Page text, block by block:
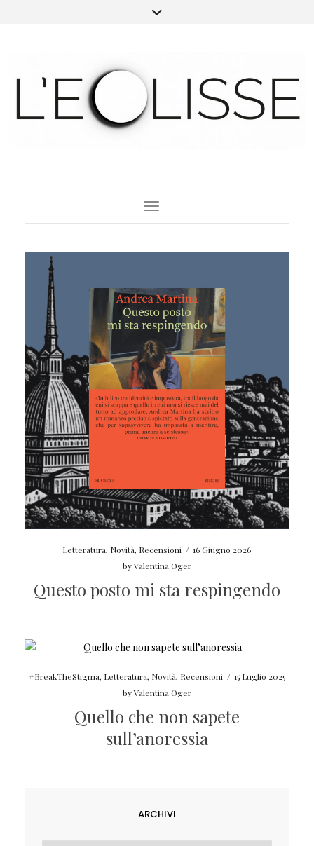
Toggle Navigation
Letteratura, Novità, Recensioni / 16 Giugno 2026
byValentina Oger
Questo posto mi sta respingendo
#BreakTheStigma, Letteratura, Novità, Recensioni / 15 Luglio 2025
byValentina Oger
Quello che non sapete
sull’anoressia
ARCHIVI